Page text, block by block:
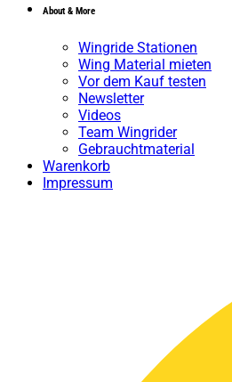
About & More
Wingride Stationen
Wing Material mieten
Vor dem Kauf testen
Newsletter
Videos
Team Wingrider
Gebrauchtmaterial
Warenkorb
Impressum